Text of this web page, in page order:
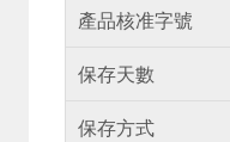
產品核准字號
保存天數
保存方式